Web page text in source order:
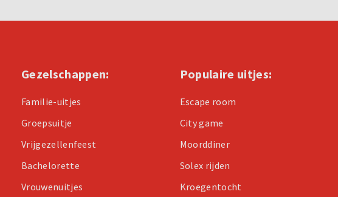
Gezelschappen:
Familie-uitjes
Groepsuitje
Vrijgezellenfeest
Bachelorette
Vrouwenuitjes
Populaire uitjes:
Escape room
City game
Moorddiner
Solex rijden
Kroegentocht